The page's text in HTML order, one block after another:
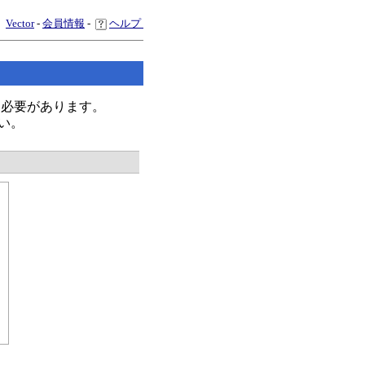
Vector- 会員情報 - ヘルプ
要があります。
。